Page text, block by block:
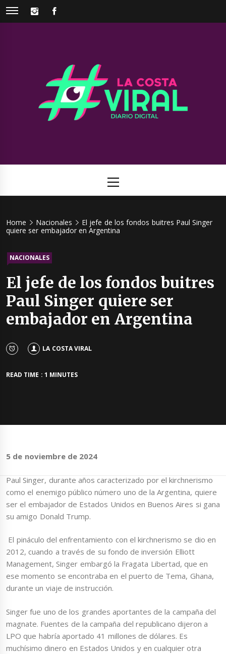
Skip
INSTAGRAM
Viral
Menu
Home Nacionales
El jefe de los fondos buitres Paul Singer
quiere ser embajador en Argentina
NACIONALES
El jefe de los fondos buitres
Paul Singer quiere ser
embajador en Argentina
LA COSTA VIRAL
READ TIME : 1 MINUTES
5 de noviembre de 2024
Paul Singer, durante años caracterizado por el kirchnerismo
como el enemigo público número uno de la Argentina, quiere
ser el embajador de Estados Unidos en Buenos Aires si gana
su amigo Donald Trump.
El pináculo del enfrentamiento con el kirchnerismo se dio en
2012, cuando a través de su fondo de inversión Elliott
Management, Singer embargó la Fragata Libertad, que en
ese momento se encontraba en el puerto de Tema, Ghana,
durante un viaje de instrucción.
Singer fue uno de los grandes aportantes de la campaña del
magnate. Fuentes de la campaña del republicano dijeron a
LPO que habría aportado 41 millones de dólares. Es
muchísimo dinero en Estados Unidos y en cualquier otra